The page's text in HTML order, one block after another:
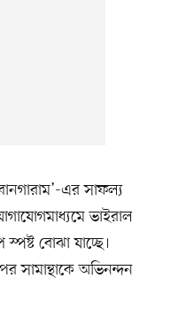
এর সাফল্য
ভাইরাল
স্পষ্ট বোঝা যাচ্ছে।
সামান্থাকে অভিনন্দন